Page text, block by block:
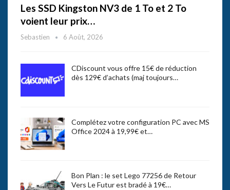
Les SSD Kingston NV3 de 1 To et 2 To
voient leur prix…
Sebastien 6 Août, 2026
CDiscount vous offre 15€ de réduction
dès 129€ d’achats (maj toujours…
Complétez votre configuration PC avec MS
Office 2024 à 19,99€ et…
Bon Plan : le set Lego 77256 de Retour
Vers Le Futur est bradé à 19€…